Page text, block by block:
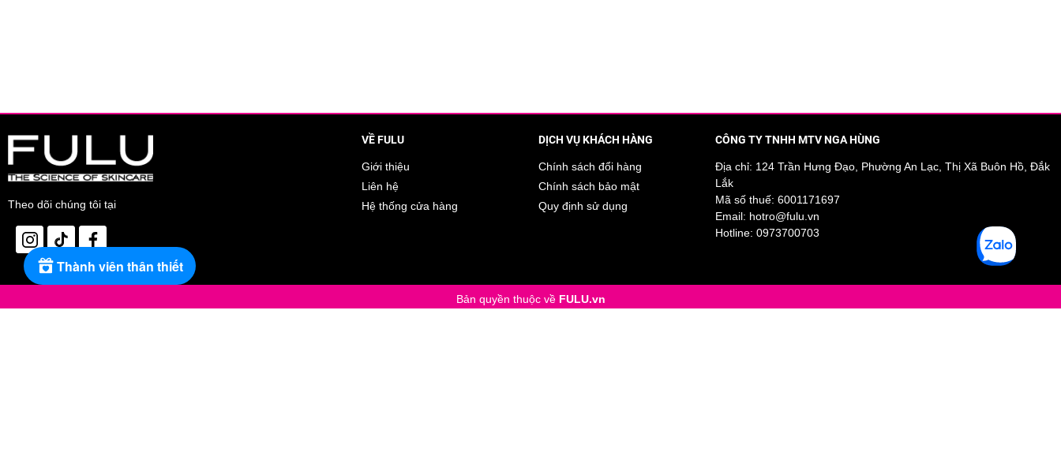
Theo dõi chúng tôi tại
VỀ FULU
Giới thiệu
Liên hệ
Hệ thống cửa hàng
DỊCH VỤ KHÁCH HÀNG
Chính sách đổi hàng
Chính sách bảo mật
Quy định sử dụng
CÔNG TY TNHH MTV NGA HÙNG
Địa chỉ: 124 Trần Hưng Đạo, Phường An Lạc, Thị Xã Buôn Hồ, Đắk
Lắk
Mã số thuế: 6001171697
Email: hotro@fulu.vn
Hotline: 0973700703
Bản quyền thuộc về FULU.vn
Thành viên thân thiết